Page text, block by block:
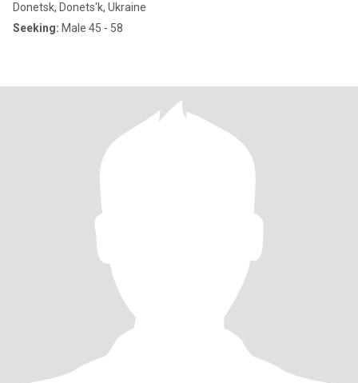
Donetsk, Donets'k, Ukraine
Seeking: Male 45 - 58